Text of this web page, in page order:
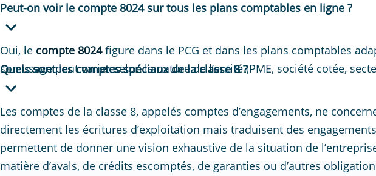
Peut-on voir le compte 8024 sur tous les plans comptables en ligne ?
Oui, le compte 8024figure dans le PCG et dans les plans comptables
son usage peut varier selon la nature de l’entité (PME, société cotée,
Quels sont les comptes spéciaux de la classe 8 ?
Les comptes de la classe 8, appelés comptes d’engagements, ne
directement les écritures d’exploitation mais traduisent des
permettent de donner une vision exhaustive de la situation de
matière d’avals, de crédits escomptés, de garanties ou d’autres